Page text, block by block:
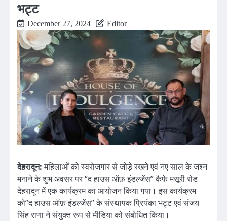
भट्ट
December 27, 2024 Editor
देहरादून:महिलाओं को स्वरोजगार से जोड़े रखने एवं नए साल के जश्न
मनाने के शुभ अवसर पर “द हाउस ऑफ़ इंडल्जेंस” कैफे मसूरी रोड
देहरादून में एक कार्यक्रम का आयोजन किया गया। इस कार्यक्रम
को”द हाउस ऑफ़ इंडल्जेंस” के संस्थापक प्रियंका भट्ट एवं संजय
सिंह राणा ने संयुक्त रूप से मीडिया को संबोधित किया।